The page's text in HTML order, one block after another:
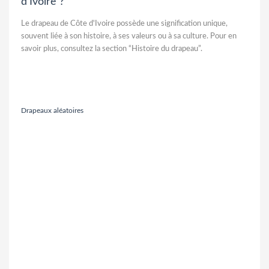
Le drapeau de Côte d'Ivoire possède une signification unique,
souvent liée à son histoire, à ses valeurs ou à sa culture. Pour en
savoir plus, consultez la section “Histoire du drapeau”.
Drapeaux aléatoires